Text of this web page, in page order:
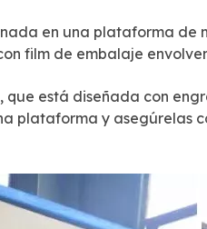
en una plataforma
film de embalaje
que está diseñada con
plataforma y